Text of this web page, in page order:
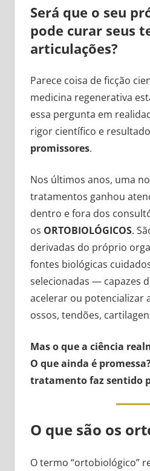
Será que o seu
pode curar seus
articulações?
Parece coisa de ficção
medicina regenerativa
essa pergunta em
rigor científico e
promissores.
Nos últimos anos, uma
tratamentos ganhou
dentro e fora dos
os ORTOBIOLÓGICOS.
derivadas do próprio
fontes biológicas
selecionadas — capazes
acelerar ou potencializar
ossos, tendões,
Mas o que a ciência
O que ainda é
tratamento faz sentido
O que são os
O termo “ortobiológico”